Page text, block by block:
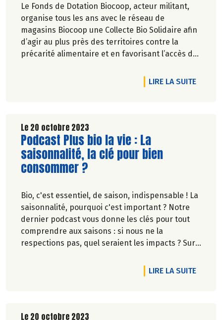
Le Fonds de Dotation Biocoop, acteur militant,
organise tous les ans avec le réseau de
magasins Biocoop une Collecte Bio Solidaire afin
d’agir au plus près des territoires contre la
précarité alimentaire et en favorisant l’accès de
LIRE LA SUITEDE
Le 20 octobre 2023
Lire la suite de l'article
Podcast Plus bio la vie : La
saisonnalité, la clé pour bien
consommer ?
Bio, c'est essentiel, de saison, indispensable ! La
saisonnalité, pourquoi c'est important ? Notre
dernier podcast vous donne les clés pour tout
comprendre aux saisons : si nous ne la
respections pas, quel seraient les impacts ? Sur
LIRE LA SUITEDE
Le 20 octobre 2023